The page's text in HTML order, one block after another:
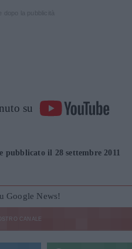
su
pubblicato il 28 settembre 2011
Google News!
CANALE